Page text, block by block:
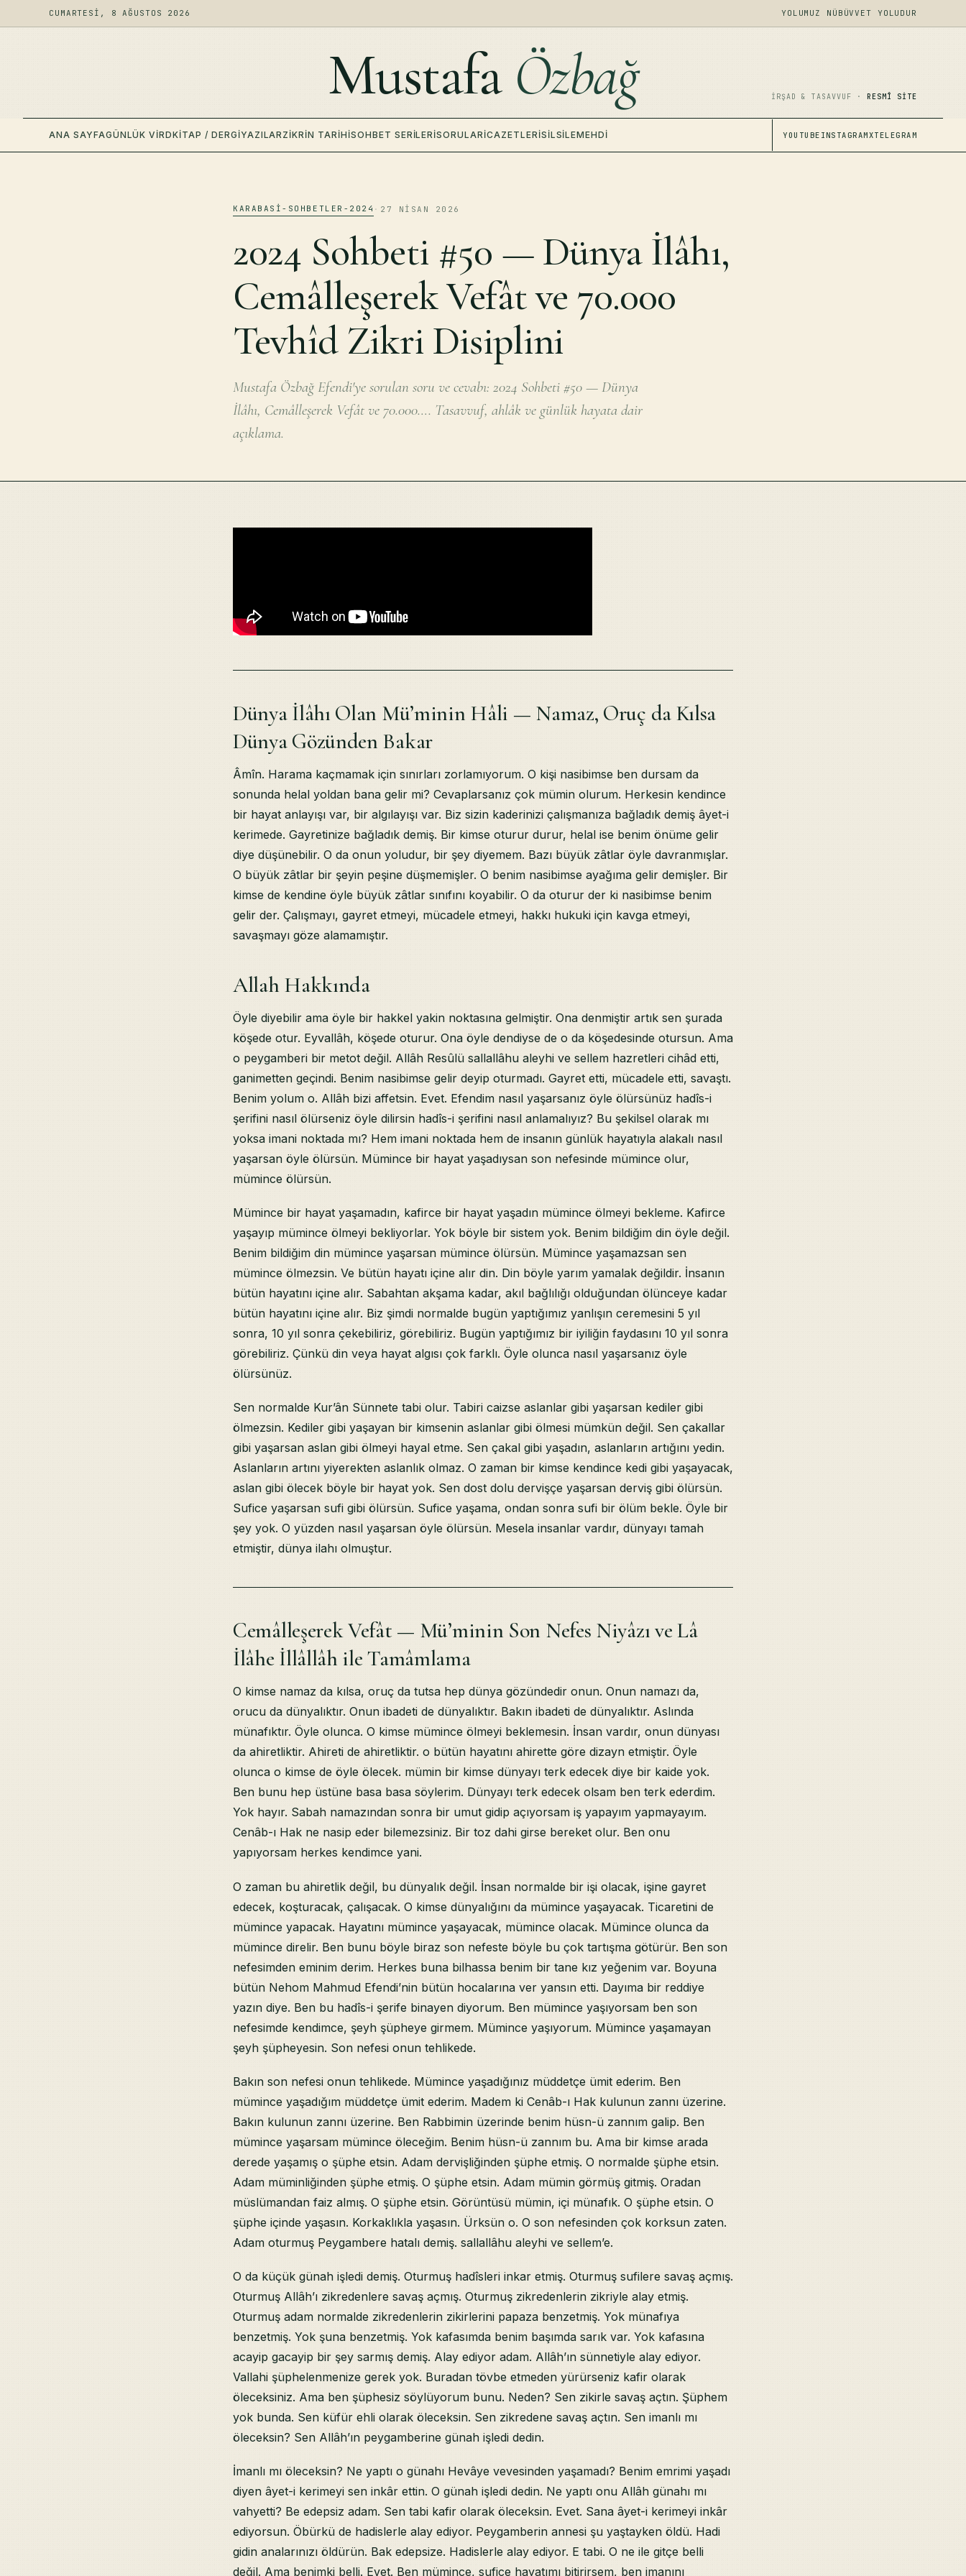
CUMARTESI, 8 AĞUSTOS 2026 YOLUMUZ NÜBÜVVET YOLUDUR
Mustafa Özbağ İRŞAD & TASAVVUF · RESMÎ SITE
ANA SAYFAGÜNLÜK VIRDKITAP / DERGIYAZILARZIKRIN TARIHISOHBET SERILERISORULARİCAZETLERISILSILEMEHDI YOUTUBE INSTAGRAMXTELEGRAM
KARABASI-SOHBETLER-2024 · 27 NISAN 2026
2024 Sohbeti #50 — Dünya İlâhı,
Cemâlleşerek Vefât ve 70.000
Tevhîd Zikri Disiplini
Mustafa Özbağ Efendi'ye sorulan soru ve cevabı: 2024 Sohbeti #50 — Dünya
İlâhı, Cemâlleşerek Vefât ve 70.000…. Tasavvuf, ahlâk ve günlük hayata dair
açıklama.
Dünya İlâhı Olan Mü’minin Hâli — Namaz, Oruç da Kılsa
Dünya Gözünden Bakar
Âmîn. Harama kaçmamak için sınırları zorlamıyorum. O kişi nasibimse ben dursam da
sonunda helal yoldan bana gelir mi? Cevaplarsanız çok mümin olurum. Herkesin kendince
bir hayat anlayışı var, bir algılayışı var. Biz sizin kaderinizi çalışmanıza bağladık demiş âyet-i
kerimede. Gayretinize bağladık demiş. Bir kimse oturur durur, helal ise benim önüme gelir
diye düşünebilir. O da onun yoludur, bir şey diyemem. Bazı büyük zâtlar öyle davranmışlar.
O büyük zâtlar bir şeyin peşine düşmemişler. O benim nasibimse ayağıma gelir demişler. Bir
kimse de kendine öyle büyük zâtlar sınıfını koyabilir. O da oturur der ki nasibimse benim
gelir der. Çalışmayı, gayret etmeyi, mücadele etmeyi, hakkı hukuki için kavga etmeyi,
savaşmayı göze alamamıştır.
Allah Hakkında
Öyle diyebilir ama öyle bir hakkel yakin noktasına gelmiştir. Ona denmiştir artık sen şurada
köşede otur. Eyvallâh, köşede oturur. Ona öyle dendiyse de o da köşedesinde otursun. Ama
o peygamberi bir metot değil. Allâh Resûlü sallallâhu aleyhi ve sellem hazretleri cihâd etti,
ganimetten geçindi. Benim nasibimse gelir deyip oturmadı. Gayret etti, mücadele etti, savaştı.
Benim yolum o. Allâh bizi affetsin. Evet. Efendim nasıl yaşarsanız öyle ölürsünüz hadîs-i
şerifini nasıl ölürseniz öyle dilirsin hadîs-i şerifini nasıl anlamalıyız? Bu şekilsel olarak mı
yoksa imani noktada mı? Hem imani noktada hem de insanın günlük hayatıyla alakalı nasıl
yaşarsan öyle ölürsün. Mümince bir hayat yaşadıysan son nefesinde mümince olur,
mümince ölürsün.
Mümince bir hayat yaşamadın, kafirce bir hayat yaşadın mümince ölmeyi bekleme. Kafirce
yaşayıp mümince ölmeyi bekliyorlar. Yok böyle bir sistem yok. Benim bildiğim din öyle değil.
Benim bildiğim din mümince yaşarsan mümince ölürsün. Mümince yaşamazsan sen
mümince ölmezsin. Ve bütün hayatı içine alır din. Din böyle yarım yamalak değildir. İnsanın
bütün hayatını içine alır. Sabahtan akşama kadar, akıl bağlılığı olduğundan ölünceye kadar
bütün hayatını içine alır. Biz şimdi normalde bugün yaptığımız yanlışın ceremesini 5 yıl
sonra, 10 yıl sonra çekebiliriz, görebiliriz. Bugün yaptığımız bir iyiliğin faydasını 10 yıl sonra
görebiliriz. Çünkü din veya hayat algısı çok farklı. Öyle olunca nasıl yaşarsanız öyle
ölürsünüz.
Sen normalde Kur’ân Sünnete tabi olur. Tabiri caizse aslanlar gibi yaşarsan kediler gibi
ölmezsin. Kediler gibi yaşayan bir kimsenin aslanlar gibi ölmesi mümkün değil. Sen çakallar
gibi yaşarsan aslan gibi ölmeyi hayal etme. Sen çakal gibi yaşadın, aslanların artığını yedin.
Aslanların artını yiyerekten aslanlık olmaz. O zaman bir kimse kendince kedi gibi yaşayacak,
aslan gibi ölecek böyle bir hayat yok. Sen dost dolu dervişçe yaşarsan derviş gibi ölürsün.
Sufice yaşarsan sufi gibi ölürsün. Sufice yaşama, ondan sonra sufi bir ölüm bekle. Öyle bir
şey yok. O yüzden nasıl yaşarsan öyle ölürsün. Mesela insanlar vardır, dünyayı tamah
etmiştir, dünya ilahı olmuştur.
Cemâlleşerek Vefât — Mü’minin Son Nefes Niyâzı ve Lâ
İlâhe İllâllâh ile Tamâmlama
O kimse namaz da kılsa, oruç da tutsa hep dünya gözündedir onun. Onun namazı da,
orucu da dünyalıktır. Onun ibadeti de dünyalıktır. Bakın ibadeti de dünyalıktır. Aslında
münafıktır. Öyle olunca. O kimse mümince ölmeyi beklemesin. İnsan vardır, onun dünyası
da ahiretliktir. Ahireti de ahiretliktir. o bütün hayatını ahirette göre dizayn etmiştir. Öyle
olunca o kimse de öyle ölecek. mümin bir kimse dünyayı terk edecek diye bir kaide yok.
Ben bunu hep üstüne basa basa söylerim. Dünyayı terk edecek olsam ben terk ederdim.
Yok hayır. Sabah namazından sonra bir umut gidip açıyorsam iş yapayım yapmayayım.
Cenâb-ı Hak ne nasip eder bilemezsiniz. Bir toz dahi girse bereket olur. Ben onu
yapıyorsam herkes kendimce yani.
O zaman bu ahiretlik değil, bu dünyalık değil. İnsan normalde bir işi olacak, işine gayret
edecek, koşturacak, çalışacak. O kimse dünyalığını da mümince yaşayacak. Ticaretini de
mümince yapacak. Hayatını mümince yaşayacak, mümince olacak. Mümince olunca da
mümince direlir. Ben bunu böyle biraz son nefeste böyle bu çok tartışma götürür. Ben son
nefesimden eminim derim. Herkes buna bilhassa benim bir tane kız yeğenim var. Boyuna
bütün Nehom Mahmud Efendi’nin bütün hocalarına ver yansın etti. Dayıma bir reddiye
yazın diye. Ben bu hadîs-i şerife binayen diyorum. Ben mümince yaşıyorsam ben son
nefesimde kendimce, şeyh şüpheye girmem. Mümince yaşıyorum. Mümince yaşamayan
şeyh şüpheyesin. Son nefesi onun tehlikede.
Bakın son nefesi onun tehlikede. Mümince yaşadığınız müddetçe ümit ederim. Ben
mümince yaşadığım müddetçe ümit ederim. Madem ki Cenâb-ı Hak kulunun zannı üzerine.
Bakın kulunun zannı üzerine. Ben Rabbimin üzerinde benim hüsn-ü zannım galip. Ben
mümince yaşarsam mümince öleceğim. Benim hüsn-ü zannım bu. Ama bir kimse arada
derede yaşamış o şüphe etsin. Adam dervişliğinden şüphe etmiş. O normalde şüphe etsin.
Adam müminliğinden şüphe etmiş. O şüphe etsin. Adam mümin görmüş gitmiş. Oradan
müslümandan faiz almış. O şüphe etsin. Görüntüsü mümin, içi münafık. O şüphe etsin. O
şüphe içinde yaşasın. Korkaklıkla yaşasın. Ürksün o. O son nefesinden çok korksun zaten.
Adam oturmuş Peygambere hatalı demiş. sallallâhu aleyhi ve sellem’e.
O da küçük günah işledi demiş. Oturmuş hadîsleri inkar etmiş. Oturmuş sufilere savaş açmış.
Oturmuş Allâh’ı zikredenlere savaş açmış. Oturmuş zikredenlerin zikriyle alay etmiş.
Oturmuş adam normalde zikredenlerin zikirlerini papaza benzetmiş. Yok münafıya
benzetmiş. Yok şuna benzetmiş. Yok kafasımda benim başımda sarık var. Yok kafasına
acayip gacayip bir şey sarmış demiş. Alay ediyor adam. Allâh’ın sünnetiyle alay ediyor.
Vallahi şüphelenmenize gerek yok. Buradan tövbe etmeden yürürseniz kafir olarak
öleceksiniz. Ama ben şüphesiz söylüyorum bunu. Neden? Sen zikirle savaş açtın. Şüphem
yok bunda. Sen küfür ehli olarak öleceksin. Sen zikredene savaş açtın. Sen imanlı mı
öleceksin? Sen Allâh’ın peygamberine günah işledi dedin.
İmanlı mı öleceksin? Ne yaptı o günahı Hevâye vevesinden yaşamadı? Benim emrimi yaşadı
diyen âyet-i kerimeyi sen inkâr ettin. O günah işledi dedin. Ne yaptı onu Allâh günahı mı
vahyetti? Be edepsiz adam. Sen tabi kafir olarak öleceksin. Evet. Sana âyet-i kerimeyi inkâr
ediyorsun. Öbürkü de hadislerle alay ediyor. Peygamberin annesi şu yaştayken öldü. Hadi
gidin analarınızı öldürün. Bak edepsize. Hadislerle alay ediyor. E tabi. O ne ile gitçe belli
değil. Ama benimki belli. Evet. Ben mümince, sufice hayatımı bitirirsem, ben imanını